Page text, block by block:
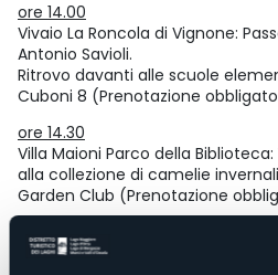
ore 14.00
Vivaio La Roncola di Vignone:
Antonio Savioli.
Ritrovo davanti alle scuole
Cuboni 8 (Prenotazione
ore 14.30
Villa Maioni Parco della
alla collezione di camelie
Garden Club (Prenotazione
ore 16.30
Museo del Paesaggio: “Due